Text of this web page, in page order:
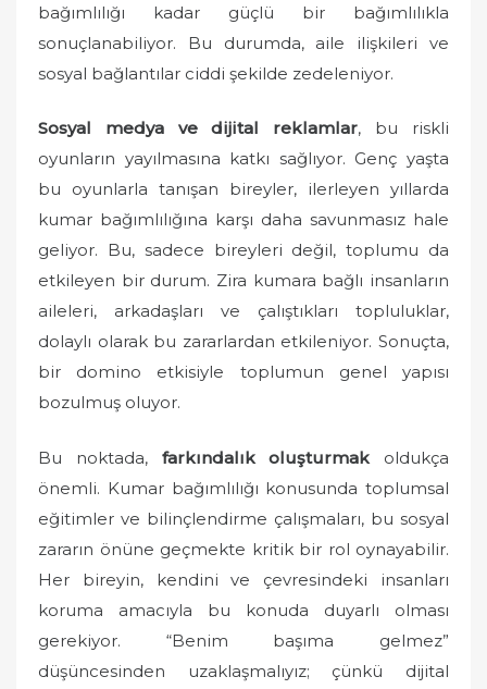
bağımlılığı kadar güçlü bir bağımlılıkla
sonuçlanabiliyor. Bu durumda, aile ilişkileri ve
sosyal bağlantılar ciddi şekilde zedeleniyor.
Sosyal medya ve dijital reklamlar, bu riskli
oyunların yayılmasına katkı sağlıyor. Genç yaşta
bu oyunlarla tanışan bireyler, ilerleyen yıllarda
kumar bağımlılığına karşı daha savunmasız hale
geliyor. Bu, sadece bireyleri değil, toplumu da
etkileyen bir durum. Zira kumara bağlı insanların
aileleri, arkadaşları ve çalıştıkları topluluklar,
dolaylı olarak bu zararlardan etkileniyor. Sonuçta,
bir domino etkisiyle toplumun genel yapısı
bozulmuş oluyor.
Bu noktada, farkındalık oluşturmak oldukça
önemli. Kumar bağımlılığı konusunda toplumsal
eğitimler ve bilinçlendirme çalışmaları, bu sosyal
zararın önüne geçmekte kritik bir rol oynayabilir.
Her bireyin, kendini ve çevresindeki insanları
koruma amacıyla bu konuda duyarlı olması
gerekiyor. “Benim başıma gelmez”
düşüncesinden uzaklaşmalıyız; çünkü dijital